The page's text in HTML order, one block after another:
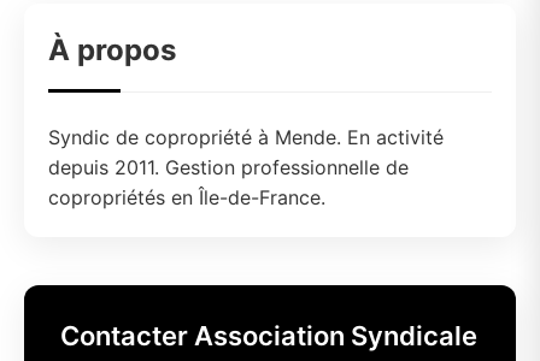
À propos
Syndic de copropriété à Mende. En activité
depuis 2011. Gestion professionnelle de
copropriétés en Île-de-France.
Contacter Association Syndicale